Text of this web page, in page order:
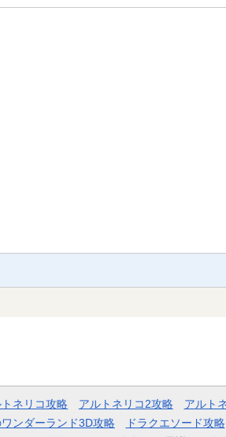
ネリコ攻略 アルトネリコ2攻略 アルト
ンダーランド3D攻略 ドラクエソード攻略